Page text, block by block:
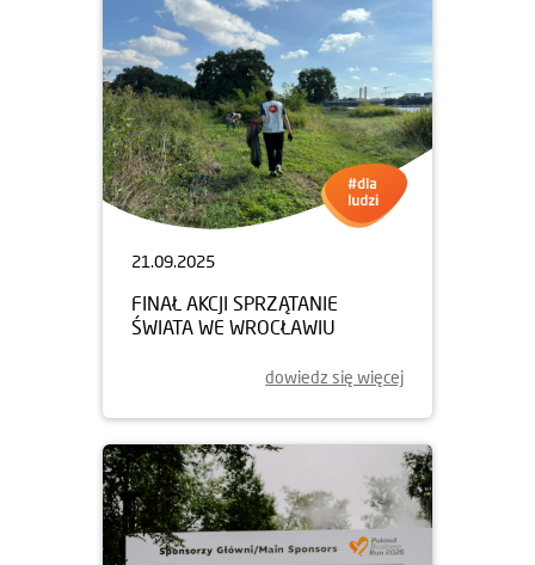
21.09.2025
FINAŁ AKCJI SPRZĄTANIE
ŚWIATA WE WROCŁAWIU
dowiedz się więcej